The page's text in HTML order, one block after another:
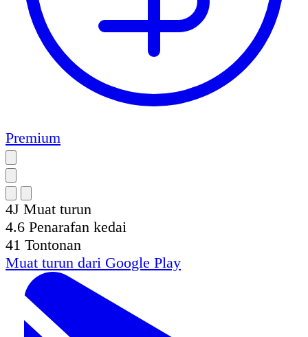
Premium
4J Muat turun
4.6 Penarafan kedai
41 Tontonan
Muat turun dari Google Play